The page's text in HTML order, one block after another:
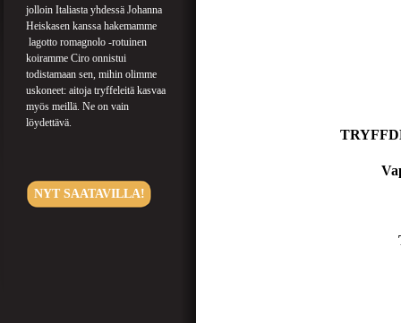
jolloin Italiasta yhdessä Johanna
Heiskasen kanssa hakemamme
lagotto romagnolo -rotuinen
koiramme Ciro onnistui
todistamaan sen, mihin olimme
uskoneet: aitoja tryffeleitä kasvaa
myös meillä. Ne on vain
löydettävä.
NYT SAATAVILLA!